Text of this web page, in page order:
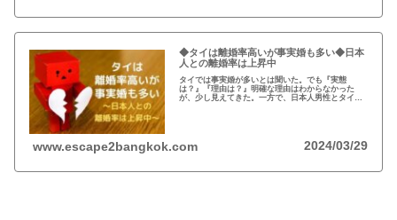
◆タイは離婚率高いが事実婚も多い◆日本
人との離婚率は上昇中
タイでは事実婚が多いとは聞いた。でも『実態
は？』『理由は？』明確な理由はわからなかった
が、少し見えてきた。一方で、日本人男性とタイ人
www.escape2bangkok.com 2024/03/29